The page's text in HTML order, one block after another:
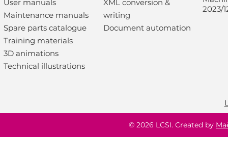
User manuals
Maintenance manuals
Spare parts catalogue
Training materials
3D animations
Technical illustrations
XML conversion &
writing
Document automation
2023/
© 2026 LCSI. Created by